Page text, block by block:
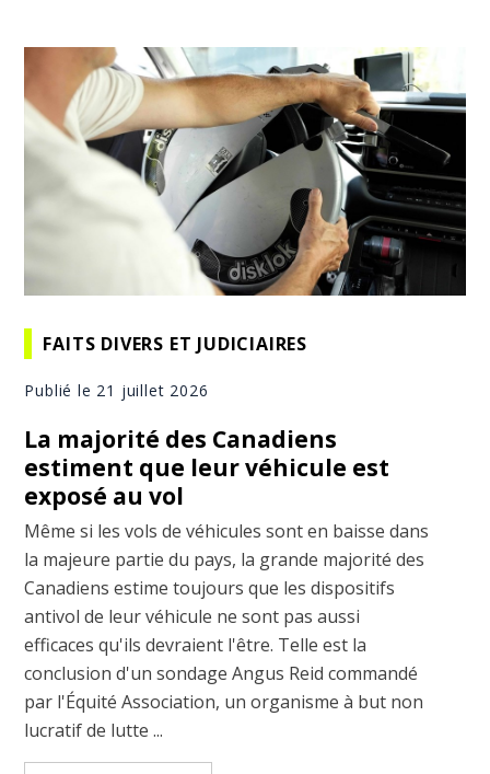
FAITS DIVERS ET JUDICIAIRES
Publié le 21 juillet 2026
La majorité des Canadiens
estiment que leur véhicule est
exposé au vol
Même si les vols de véhicules sont en baisse dans
la majeure partie du pays, la grande majorité des
Canadiens estime toujours que les dispositifs
antivol de leur véhicule ne sont pas aussi
efficaces qu'ils devraient l'être. Telle est la
conclusion d'un sondage Angus Reid commandé
par l'Équité Association, un organisme à but non
lucratif de lutte ...